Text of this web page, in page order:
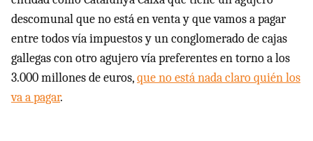
descomunal que no está en venta y que vamos a pagar
entre todos vía impuestos y un conglomerado de cajas
gallegas con otro agujero vía preferentes en torno a los
3.000 millones de euros,que no está nada claro quién los
va a pagar.